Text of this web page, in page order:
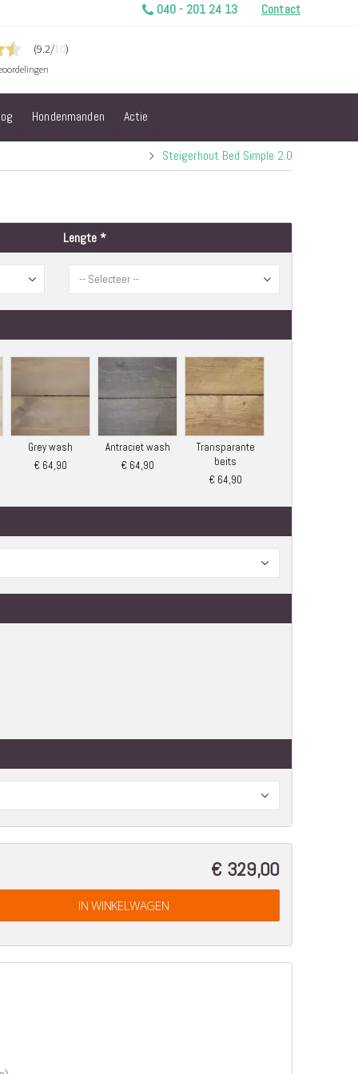
040 - 201 24 13 Contact
Hondenmanden Actie
Steigerhout Bed Simple 2.0
Lengte
Grey wash
€ 64,90
Antraciet wash
€ 64,90
Transparante
beits
€ 64,90
€ 329,00
IN WINKELWAGEN